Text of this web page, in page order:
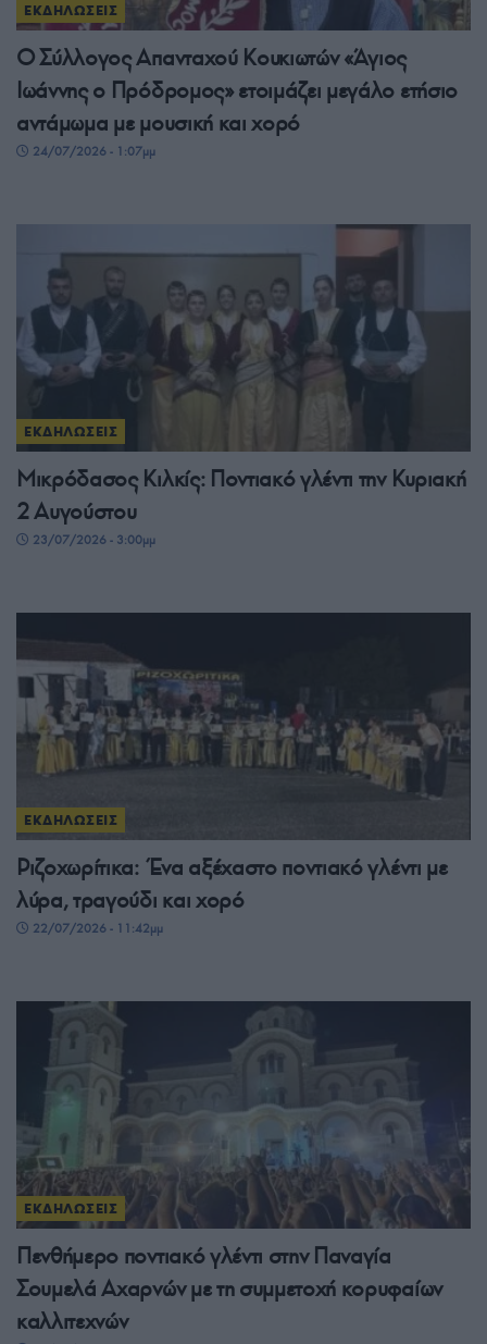
ΕΚΔΗΛΩΣΕΙΣ
Ο Σύλλογος Απανταχού Κουκιωτών «Άγιος
Ιωάννης ο Πρόδρομος» ετοιμάζει μεγάλο ετήσιο
αντάμωμα με μουσική και χορό
24/07/2026 - 1:07μμ
ΕΚΔΗΛΩΣΕΙΣ
Μικρόδασος Κιλκίς: Ποντιακό γλέντι την Κυριακή
2 Αυγούστου
23/07/2026 - 3:00μμ
ΕΚΔΗΛΩΣΕΙΣ
Ριζοχωρίτικα: Ένα αξέχαστο ποντιακό γλέντι με
λύρα, τραγούδι και χορό
22/07/2026 - 11:42μμ
ΕΚΔΗΛΩΣΕΙΣ
Πενθήμερο ποντιακό γλέντι στην Παναγία
Σουμελά Αχαρνών με τη συμμετοχή κορυφαίων
καλλιτεχνών